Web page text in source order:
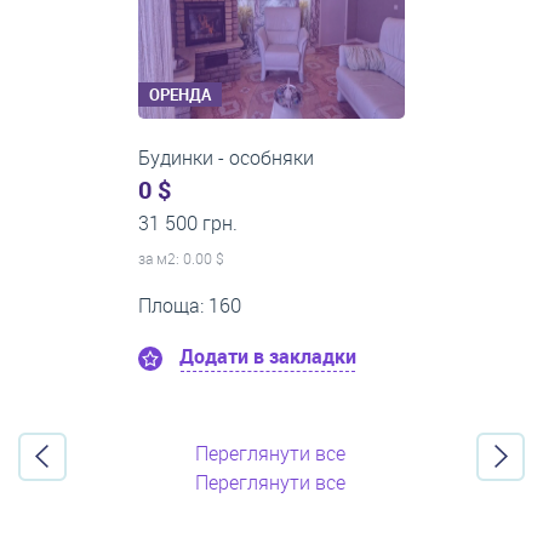
ОРЕНДА
1-кімнатні квартири
0 $
21 500 грн.
за м2: 0.00 $
Поверх:8
Переглянути все
Переглянути все